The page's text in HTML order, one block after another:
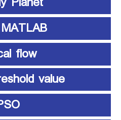
MATLAB متلب
flow
value